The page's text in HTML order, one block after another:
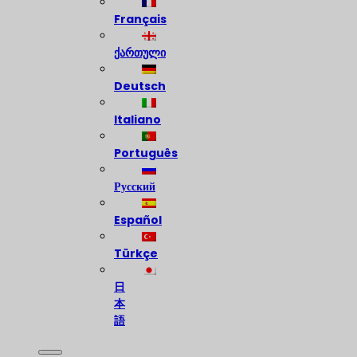
Français
ქართული
Deutsch
Italiano
Português
Русский
Español
Türkçe
日
本
語